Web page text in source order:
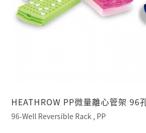
HEATHROW PP微量離心管架 96
96-Well Reversible Rack , PP